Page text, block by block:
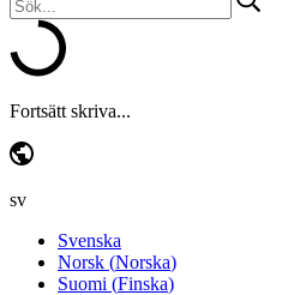
Fortsätt skriva...
sv
Svenska
Norsk (Norska)
Suomi (Finska)